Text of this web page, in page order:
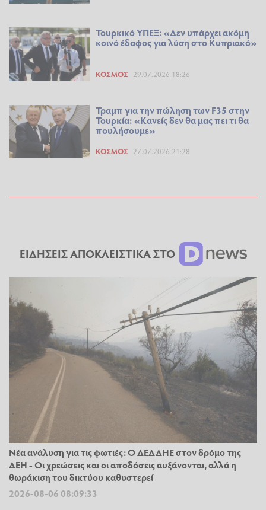
Τουρκικό ΥΠΕΞ: «Δεν υπάρχει ακόμη
κοινό έδαφος για λύση στο Κυπριακό»
ΚΌΣΜΟΣ 29.07.2026 18:26
Τραμπ για την πώληση των F35 στην
Τουρκία: «Κανείς δεν θα μας πει τι θα
πουλήσουμε»
ΚΌΣΜΟΣ 27.07.2026 21:28
ΕΙΔΗΣΕΙΣ ΑΠΟΚΛΕΙΣΤΙΚΑ ΣΤΟ
Νέα ανάλυση για τις φωτιές: Ο ΔΕΔΔΗΕ στον δρόμο της
ΔΕΗ - Οι χρεώσεις και οι αποδόσεις αυξάνονται, αλλά η
θωράκιση του δικτύου καθυστερεί
2026-08-06 08:09:33